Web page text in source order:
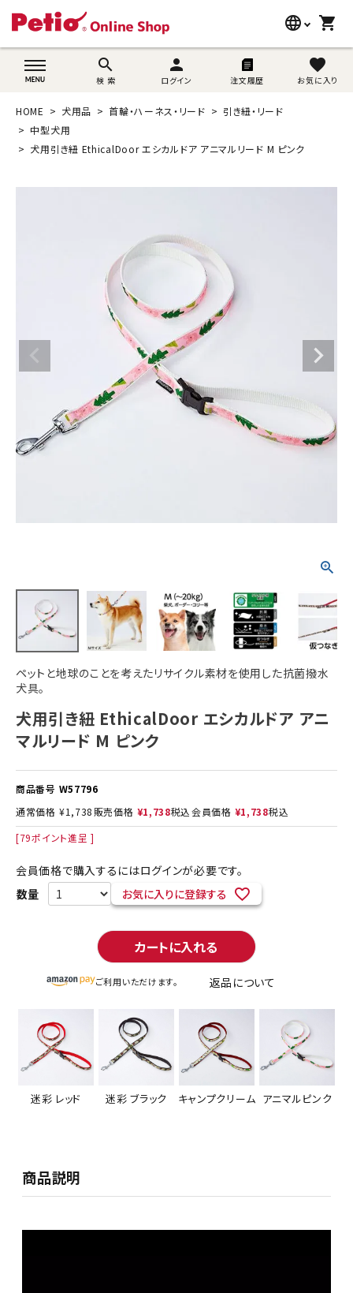
language
wovn-lang-name
shopping_cart
search
検 索
person
ログイン 注文履歴
favorite
お気に入り
search
猫用品
ACCOUNT MENU
ログイン 新規会員登録
HOME 犬用品 首輪・ハーネス・リード
引き紐・リード
中型犬用
犬用引き紐 EthicalDoor エシカルドア アニマルリード M ピンク
ペットと地球のことを考えたリサイクル素材を使用した抗菌撥水
犬具。
犬用引き紐 EthicalDoor エシカルドア アニ
マルリード M ピンク
商品番号 W57796
通常価格 ¥1,738 販売価格 ¥1,738税込会員価格 ¥1,738税込
[79ポイント進呈 ]
会員価格で購入するにはログインが必要です。
お気に入りに登録する
カートに入れる
ご利用いただけます。 返品について
迷彩 レッド 迷彩 ブラック キャンプクリーム アニマルピンク
商品説明